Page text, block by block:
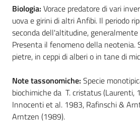
Servizi
Leggi Atti Bandi
Piani Programmi
Progetti
Biologia: Vorace predatore di vari
uova e girini di altri Anfibi. Il periodo
seconda dell'altitudine, generalmente
Presenta il fenomeno della neotenia.
pietre, in ceppi di alberi o in tane di
Note tassonomiche: Specie
biochimiche da T. cristatus (Laurenti,
Innocenti et al. 1983, Rafinschi &
Arntzen (1989).